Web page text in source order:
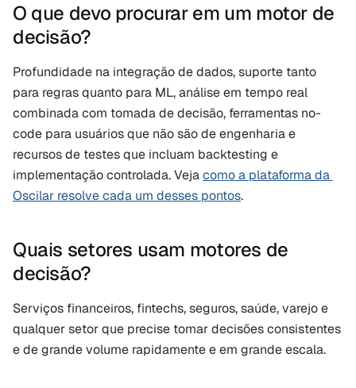
O que devo procurar em um motor de
decisão?
Profundidade na integração de dados, suporte tanto
para regras quanto para ML, análise em tempo real
combinada com tomada de decisão, ferramentas no-
code para usuários que não são de engenharia e
recursos de testes que incluam backtesting e
implementação controlada. Veja como a plataforma da
Oscilar resolve cada um desses pontos.
Quais setores usam motores de
decisão?
Serviços financeiros, fintechs, seguros, saúde, varejo e
qualquer setor que precise tomar decisões consistentes
e de grande volume rapidamente e em grande escala.